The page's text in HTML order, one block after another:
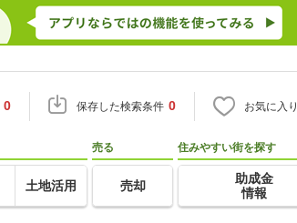
0 保存した検索条件 0 お気に入り
土地活用
売る
売却
住みやすい街を探す
助成金
情報